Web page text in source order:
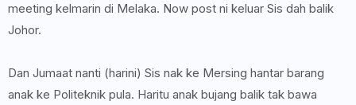
meeting kelmarin di Melaka. Now post ni keluar Sis dah balik
Johor.
Dan Jumaat nanti (harini) Sis nak ke Mersing hantar barang
anak ke Politeknik pula. Haritu anak bujang balik tak bawa